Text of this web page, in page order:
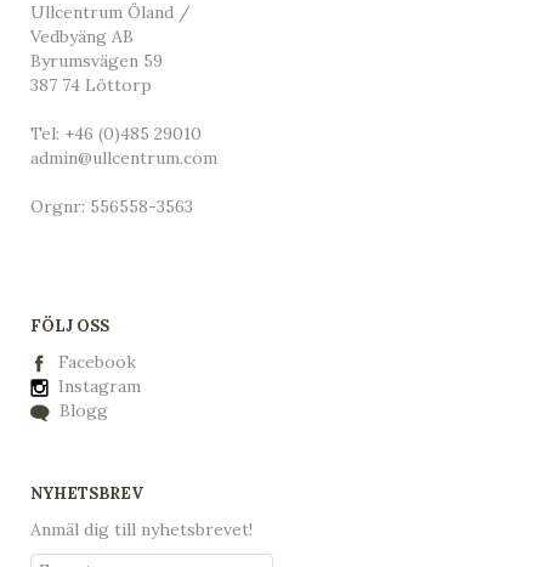
Ullcentrum Öland /
Vedbyäng AB
Byrumsvägen 59
387 74 Löttorp
Tel: +46 (0)485 29010
admin@ullcentrum.com
Orgnr: 556558-3563
FÖLJ OSS
Facebook
Instagram
Blogg
NYHETSBREV
Anmäl dig till nyhetsbrevet!